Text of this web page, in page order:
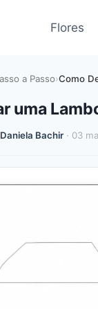
Flores
a Passo›Como
uma
Daniela Bachir· 03